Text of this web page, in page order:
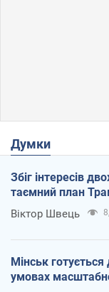
Думки
Збіг інтересів
таємний план
Віктор Швець
Мінськ
умовах